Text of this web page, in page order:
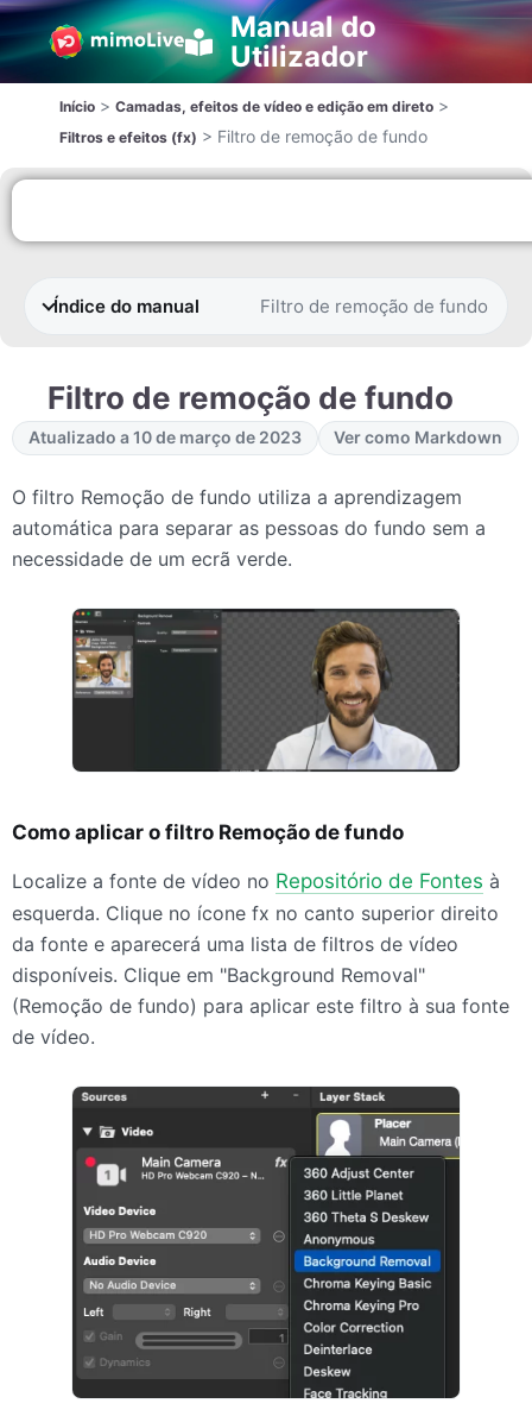
Manual do
Utilizador
Início > Camadas, efeitos de vídeo e edição em direto >
Filtros e efeitos (fx) > Filtro de remoção de fundo
Índice do manual Filtro de remoção de fundo
Filtro de remoção de fundo
Atualizado a 10 de março de 2023 Ver como Markdown
O filtro Remoção de fundo utiliza a aprendizagem
automática para separar as pessoas do fundo sem a
necessidade de um ecrã verde.
Como aplicar o filtro Remoção de fundo
Localize a fonte de vídeo no Repositório de Fontes à
esquerda. Clique no ícone fx no canto superior direito
da fonte e aparecerá uma lista de filtros de vídeo
disponíveis. Clique em "Background Removal"
(Remoção de fundo) para aplicar este filtro à sua fonte
de vídeo.